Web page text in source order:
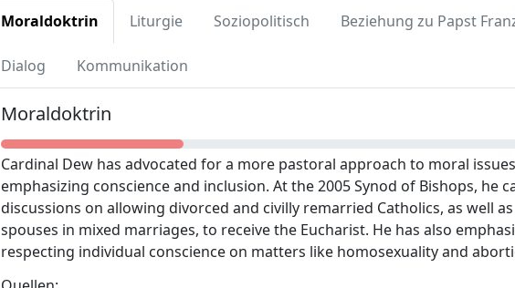
Moraldoktrin Liturgie Soziopolitisch Beziehung zu Papst
Dialog Kommunikation
Moraldoktrin
Cardinal Dew has advocated for a more pastoral approach to moral
emphasizing conscience and inclusion. At the 2005 Synod of Bishops, he
discussions on allowing divorced and civilly remarried Catholics, as well
spouses in mixed marriages, to receive the Eucharist. He has also
respecting individual conscience on matters like homosexuality and